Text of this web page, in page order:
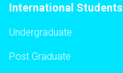
International Students
Undergraduate
Post Graduate